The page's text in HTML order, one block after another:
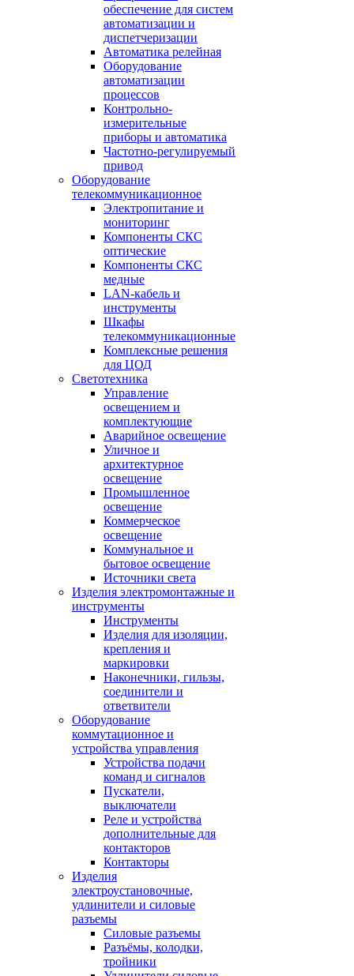
обеспечение для систем
автоматизации и
диспетчеризации
Автоматика релейная
Оборудование
автоматизации
процессов
Контрольно-
измерительные
приборы и автоматика
Частотно-регулируемый
привод
Оборудование
телекоммуникационное
Электропитание и
мониторинг
Компоненты СКС
оптические
Компоненты СКС
медные
LAN-кабель и
инструменты
Шкафы
телекоммуникационные
Комплексные решения
для ЦОД
Светотехника
Управление
освещением и
комплектующие
Аварийное освещение
Уличное и
архитектурное
освещение
Промышленное
освещение
Коммерческое
освещение
Коммунальное и
бытовое освещение
Источники света
Изделия электромонтажные и
инструменты
Инструменты
Изделия для изоляции,
крепления и
маркировки
Наконечники, гильзы,
соединители и
ответвители
Оборудование
коммутационное и
устройства управления
Устройства подачи
команд и сигналов
Пускатели,
выключатели
Реле и устройства
дополнительные для
контакторов
Контакторы
Изделия
электроустановочные,
удлинители и силовые
разъемы
Силовые разъемы
Разъёмы, колодки,
тройники